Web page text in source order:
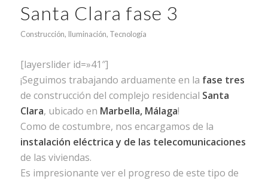
Santa Clara fase 3
Construcción, Iluminación, Tecnología
[layerslider id=»41″]
¡Seguimos trabajando arduamente en la fase tres
de construcción del complejo residencial Santa
Clara, ubicado en Marbella, Málaga!
Como de costumbre, nos encargamos de la
instalación eléctrica y de las telecomunicaciones
de las viviendas.
Es impresionante ver el progreso de este tipo de